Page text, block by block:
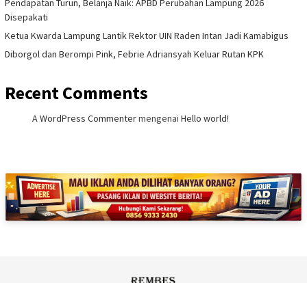
Disepakati
Ketua Kwarda Lampung Lantik Rektor UIN Raden Intan Jadi Kamabigus
Diborgol dan Berompi Pink, Febrie Adriansyah Keluar Rutan KPK
Recent Comments
A WordPress Commentermengenai Hello world!